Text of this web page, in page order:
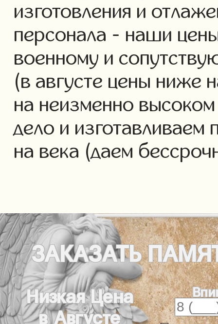
изготовления и
персонала - наши
военному и
(в августе цены ниже
на неизменно
дело и изготавливаем
на века (даем
ЗАКАЗАТЬ
Низкая Цена
в Августе